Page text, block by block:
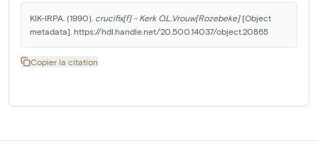
KIK-IRPA. (1990). crucifix[f] - Kerk O.L.Vrouw[Rozebeke] [Object
metadata]. https://hdl.handle.net/20.500.14037/object.20865
Copier la citation